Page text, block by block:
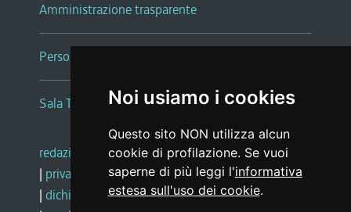
Noi usiamo i cookies
Questo sito NON utilizza alcun
cookie di profilazione. Se vuoi
saperne di più leggi l'informativa
estesa sull'uso dei cookie.
Amministrazione trasparente
Persone e Uffici
Sala Tiziano Tessitori
redazione web |note legali |glossario
| privacy
social media policy
| dichiarazione di accessibilità |feedback